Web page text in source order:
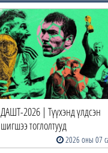
ДАШТ-2026 | Түүхэнд үлдсэн
шигшээ тоглолтууд
2026 оны 07